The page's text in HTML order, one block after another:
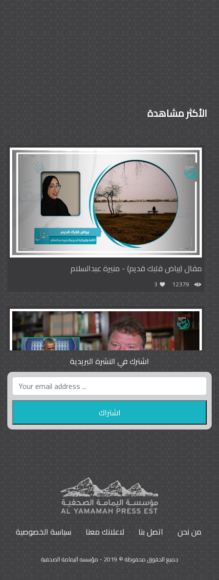
الأكثر مشاهدة
مقال (بياض قلبك قديم) - منيرة عبدالسلام
12379
3
واشنطن بوست واللوبي المزدوج
اشترك في النشرة البريدية
من نحن اتصل بنا لاعلانك معنا سياسة الخصوصية
جميع الحقوق محفوظة © 2019 - مؤسسه اليمامة الصحفية